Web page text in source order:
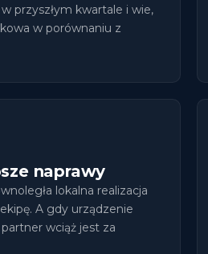
przyszłym kwartale i wie,
w porównaniu z
naprawy
lokalna realizacja
A gdy urządzenie
wciąż jest za